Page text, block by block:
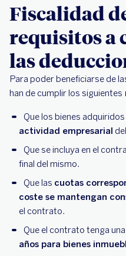
Fiscalidad
requisitos a
las
Para poder beneficiarse de
han de cumplir los siguientes
Que los bienes
actividad empresarial
Que se incluya en el
final del mismo.
Que las cuotas
coste se mantengan
el contrato.
Que el contrato tenga una
años para bienes